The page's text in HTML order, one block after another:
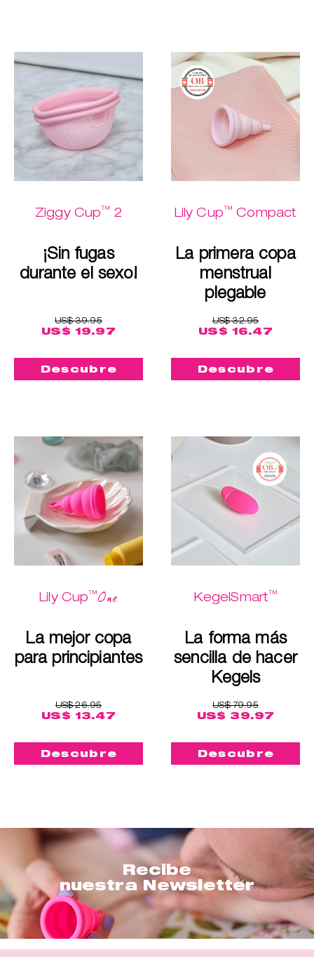
Ziggy Cup™ 2
¡Sin fugas
durante el sexo!
US$ 39.95
US$ 19.97
Descubre
Lily Cup™ Compact
La primera copa
menstrual
plegable
US$ 32.95
US$ 16.47
Descubre
Lily Cup™One
La mejor copa
para principiantes
US$ 26.95
US$ 13.47
Descubre
KegelSmart™
La forma más
sencilla de hacer
Kegels
US$ 79.95
US$ 39.97
Descubre
Recibe
nuestra Newsletter